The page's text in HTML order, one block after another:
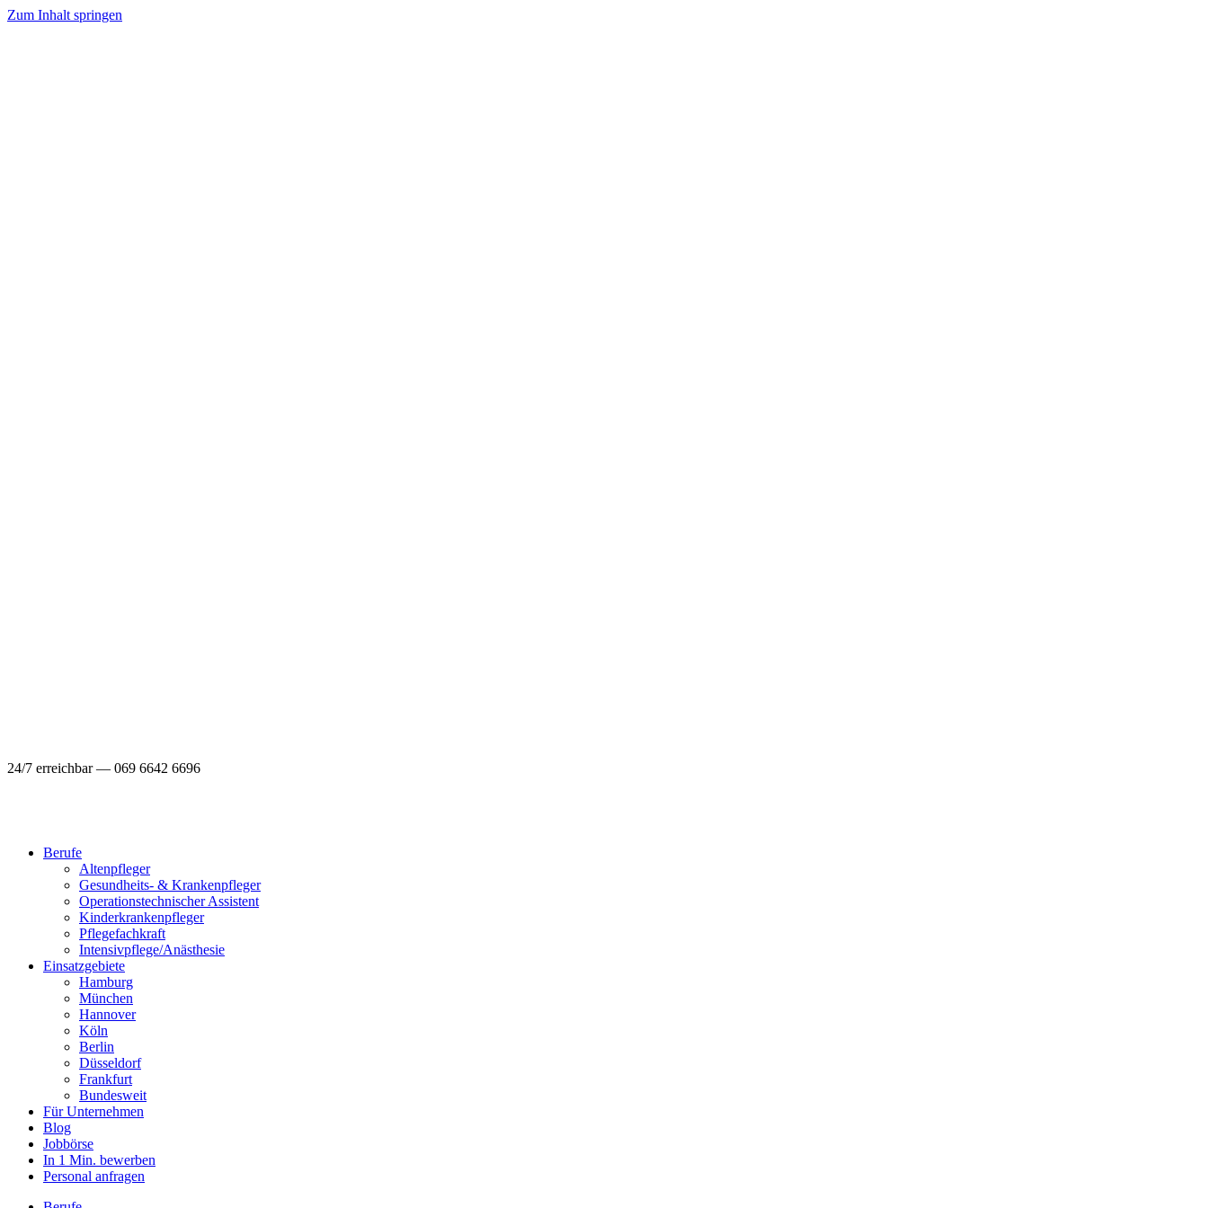
Zum Inhalt springen
24/7 erreichbar — 069 6642 6696
Berufe
Altenpfleger
Gesundheits- & Krankenpfleger
Operationstechnischer Assistent
Kinderkrankenpfleger
Pflegefachkraft
Intensivpflege/Anästhesie
Einsatzgebiete
Hamburg
München
Hannover
Köln
Berlin
Düsseldorf
Frankfurt
Bundesweit
Für Unternehmen
Blog
Jobbörse
In 1 Min. bewerben
Personal anfragen